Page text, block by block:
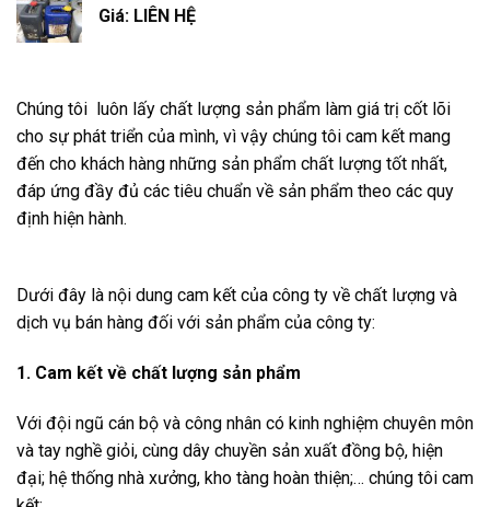
Chúng tôi luôn lấy chất lượng sản phẩm làm giá trị cốt lõi
cho sự phát triển của mình, vì vậy chúng tôi cam kết mang
đến cho khách hàng những sản phẩm chất lượng tốt nhất,
đáp ứng đầy đủ các tiêu chuẩn về sản phẩm theo các quy
định hiện hành.
Dưới đây là nội dung cam kết của công ty về chất lượng và
dịch vụ bán hàng đối với sản phẩm của công ty:
1. Cam kết về chất lượng sản phẩm
Với đội ngũ cán bộ và công nhân có kinh nghiệm chuyên môn
và tay nghề giỏi, cùng dây chuyền sản xuất đồng bộ, hiện
đại; hệ thống nhà xưởng, kho tàng hoàn thiện;… chúng tôi cam
Giá: LIÊN HỆ